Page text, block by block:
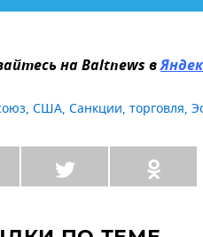
на Baltnews в
, США, Санкции, торговля,